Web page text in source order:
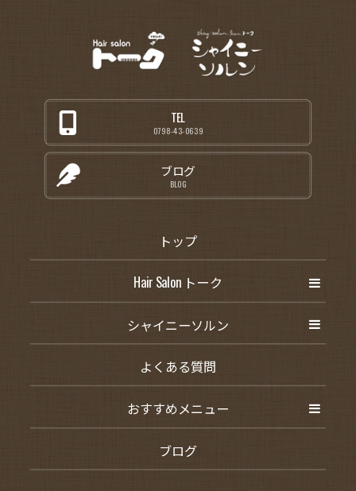
TEL
0798-43-0639
ブログ
BLOG
トップ
Hair Salon トーク
シャイニーソルン
よくある質問
おすすめメニュー
ブログ